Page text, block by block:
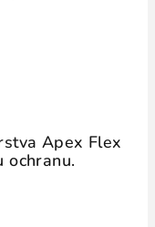
Apex Flex